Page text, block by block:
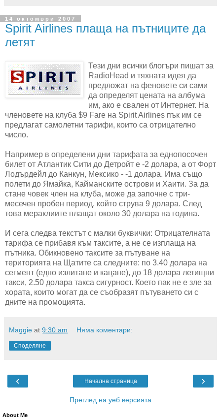
14 октомври 2007
Spirit Airlines плаща на пътниците да
летят
Тези дни всички блогъри пишат за
RadioHead и тяхната идея да
предложат на феновете си сами
да определят цената на албума
им, ако е свален от Интернет. На
членовете на клуба $9 Fare на Spirit Airlines пък им се
предлагат самолетни тарифи, които са отрицателно
число.
Например в определени дни тарифата за еднопосочен
билет от Атлантик Сити до Детройт е -2 долара, а от Форт
Лодърдейл до Канкун, Мексико - -1 долара. Има също
полети до Ямайка, Кайманските острови и Хаити. За да
стане човек член на клуба, може да започне с три-
месечен пробен период, който струва 9 долара. След
това мераклиите плащат около 30 долара на година.
И сега следва текстът с малки буквички: Отрицателната
тарифа се прибавя към таксите, а не се изплаща на
пътника. Обикновено таксите за пътуване на
територията на Щатите са следните: по 3.40 долара на
сегмент (едно излитане и кацане), до 18 долара летищни
такси, 2.50 долара такса сигурност. Което пак не е зле за
хората, които могат да се съобразят пътуването си с
дните на промоцията.
Maggie at 9:30 am Няма коментари:
Споделяне
‹ ›
Начална страница
Преглед на уеб версията
About Me